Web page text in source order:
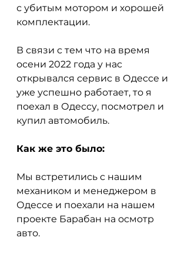
с убитым мотором и хорошей
комплектации.
В связи с тем что на время
осени 2022 года у нас
открывался сервис в Одессе и
уже успешно работает, то я
поехал в Одессу, посмотрел и
купил автомобиль.
Как же это было:
Мы встретились с нашим
механиком и менеджером в
Одессе и поехали на нашем
проекте Барабан на осмотр
авто.